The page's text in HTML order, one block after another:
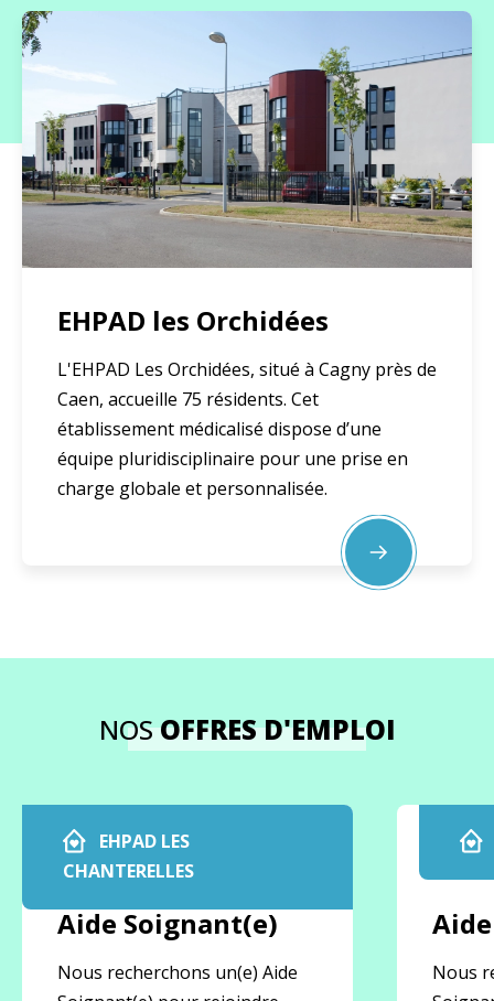
EHPAD les Orchidées
L'EHPAD Les Orchidées, situé à Cagny près de
Caen, accueille 75 résidents. Cet
établissement médicalisé dispose d’une
équipe pluridisciplinaire pour une prise en
charge globale et personnalisée.
NOSOFFRES D'EMPLOI
EHPAD LES
CHANTERELLES
Aide Soignant(e)
Nous recherchons un(e) Aide
Nous